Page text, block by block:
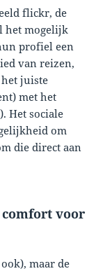
flickr, de
het mogelijk
profiel een
van reizen,
juiste
met het
Het sociale
om
die direct aan
voor
maar de